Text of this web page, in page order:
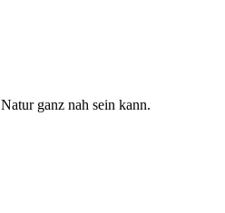
ganz nah sein kann.